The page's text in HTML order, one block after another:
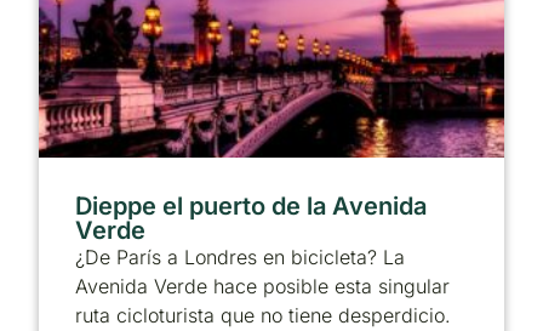
Dieppe el puerto de la Avenida
Verde
¿De París a Londres en bicicleta? La
Avenida Verde hace posible esta singular
ruta cicloturista que no tiene desperdicio.